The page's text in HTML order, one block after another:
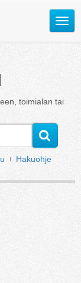
Avaa
toimialan tai
Hakuohje